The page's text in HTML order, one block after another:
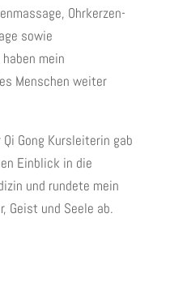
Ohrkerzen-
sowie
mein
Menschen weiter
Gong Kursleiterin gab
Einblick in die
und rundete mein
Geist und Seele ab.